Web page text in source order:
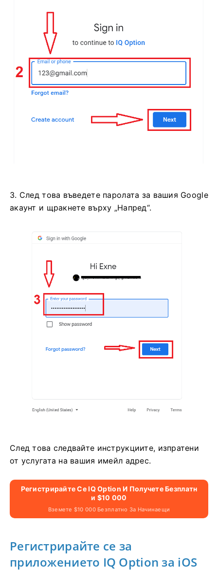
3. След това въведете паролата за вашия Google
акаунт и щракнете върху „Напред“.
След това следвайте инструкциите, изпратени
от услугата на вашия имейл адрес.
Регистрирайте Се IQ Option И Получете Безплатн
И $10 000
Вземете $10 000 Безплатно За Начинаещи
Регистрирайте се за
приложението IQ Option за iOS